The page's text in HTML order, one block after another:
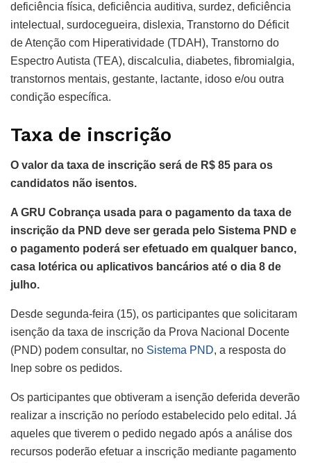
deficiência física, deficiência auditiva, surdez, deficiência
intelectual, surdocegueira, dislexia, Transtorno do Déficit
de Atenção com Hiperatividade (TDAH), Transtorno do
Espectro Autista (TEA), discalculia, diabetes, fibromialgia,
transtornos mentais, gestante, lactante, idoso e/ou outra
condição específica.
Taxa de inscrição
O valor da taxa de inscrição será de R$ 85 para os
candidatos não isentos.
A GRU Cobrança usada para o pagamento da taxa de
inscrição da PND deve ser gerada pelo Sistema PND e
o pagamento poderá ser efetuado em qualquer banco,
casa lotérica ou aplicativos bancários até o dia 8 de
julho.
Desde segunda-feira (15), os participantes que solicitaram
isenção da taxa de inscrição da Prova Nacional Docente
(PND) podem consultar, no Sistema PND, a resposta do
Inep sobre os pedidos.
Os participantes que obtiveram a isenção deferida deverão
realizar a inscrição no período estabelecido pelo edital. Já
aqueles que tiverem o pedido negado após a análise dos
recursos poderão efetuar a inscrição mediante pagamento